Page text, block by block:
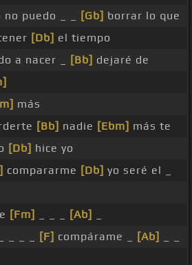
no puedo _ _ [Gb] borrar lo que
[Db] el tiempo
a nacer _ [Bb] dejaré de
más
[Bb] nadie [Ebm] más te
[Db] hice yo
compararme [Db] yo seré el _
[Fm] [Ab]
_ _ _ [F] compárame _ [Ab]